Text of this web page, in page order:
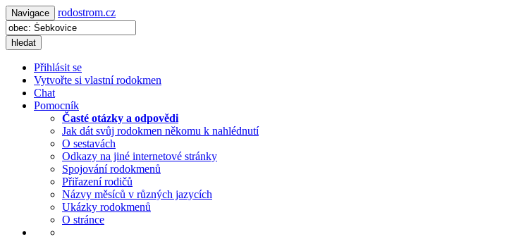
Navigace rodostrom.cz
hledat
Přihlásit se
Vytvořte si vlastní rodokmen
Chat
Pomocník
Časté otázky a odpovědi
Jak dát svůj rodokmen někomu k nahlédnutí
O sestavách
Odkazy na jiné internetové stránky
Spojování rodokmenů
Přiřazení rodičů
Názvy měsíců v různých jazycích
Ukázky rodokmenů
O stránce